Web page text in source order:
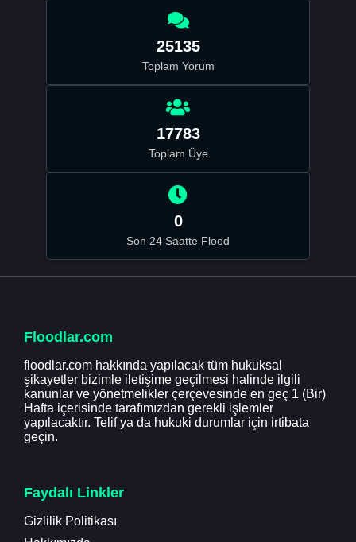
25135
Toplam Yorum
17783
Toplam Üye
0
Son 24 Saatte Flood
Floodlar.com
floodlar.com hakkında yapılacak tüm hukuksal
şikayetler bizimle iletişime geçilmesi halinde ilgili
kanunlar ve yönetmelikler çerçevesinde en geç 1 (Bir)
Hafta içerisinde tarafımızdan gerekli işlemler
yapılacaktır. Telif ya da hukuki durumlar için irtibata
geçin.
Faydalı Linkler
Gizlilik Politikası